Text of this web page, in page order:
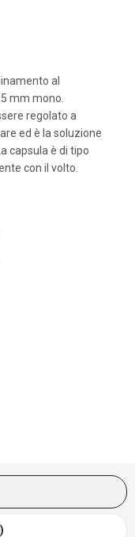
al
mm mono.
regolato a
ed è la soluzione
capsula è di tipo
con il volto.